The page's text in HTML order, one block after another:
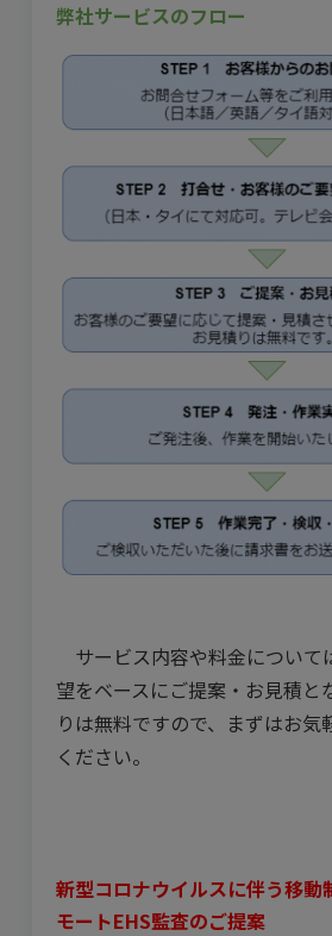
弊社サービスのフロー
サービス内容や料金について
望をベースにご提案・お見積と
りは無料ですので、まずはお気
ください。
新型コロナウイルスに伴う移動
モートEHS監査のご提案